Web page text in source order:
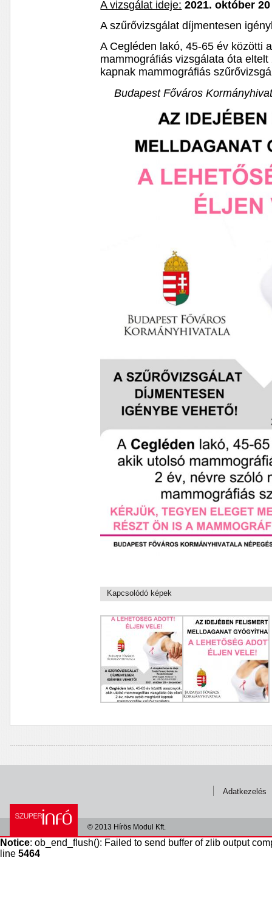
A vizsgálat ideje: 2021. október
A szűrővizsgálat díjmentesen
A Cegléden lakó, 45-65 év közötti
mammográfiás vizsgálata óta
kapnak mammográfiás
Budapest Főváros
Kapcsolódó képek
Adatkezelés
© 2013 Hírös Modul Kft.
Notice: ob_end_flush(): Failed to send buffer of zlib output
line 5464